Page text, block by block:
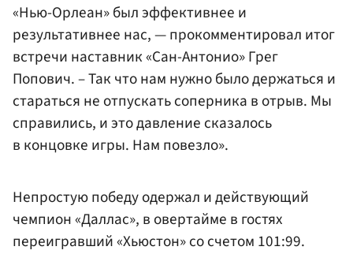
«Нью-Орлеан» был эффективнее и
результативнее нас, — прокомментировал итог
встречи наставник «Сан-Антонио» Грег
Попович. – Так что нам нужно было держаться и
стараться не отпускать соперника в отрыв. Мы
справились, и это давление сказалось
в концовке игры. Нам повезло».
Непростую победу одержал и действующий
чемпион «Даллас», в овертайме в гостях
переигравший «Хьюстон» со счетом 101:99.